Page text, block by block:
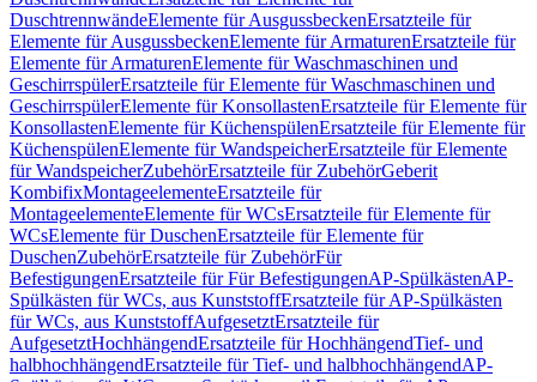
DuschtrennwändeElemente für AusgussbeckenErsatzteile für
Elemente für AusgussbeckenElemente für ArmaturenErsatzteile für
Elemente für ArmaturenElemente für Waschmaschinen und
GeschirrspülerErsatzteile für Elemente für Waschmaschinen und
GeschirrspülerElemente für KonsollastenErsatzteile für Elemente für
KonsollastenElemente für KüchenspülenErsatzteile für Elemente für
KüchenspülenElemente für WandspeicherErsatzteile für Elemente
für WandspeicherZubehörErsatzteile für ZubehörGeberit
KombifixMontageelementeErsatzteile für
MontageelementeElemente für WCsErsatzteile für Elemente für
WCsElemente für DuschenErsatzteile für Elemente für
DuschenZubehörErsatzteile für ZubehörFür
BefestigungenErsatzteile für Für BefestigungenAP-SpülkästenAP-
Spülkästen für WCs, aus KunststoffErsatzteile für AP-Spülkästen
für WCs, aus KunststoffAufgesetztErsatzteile für
AufgesetztHochhängendErsatzteile für HochhängendTief- und
halbhochhängendErsatzteile für Tief- und halbhochhängendAP-